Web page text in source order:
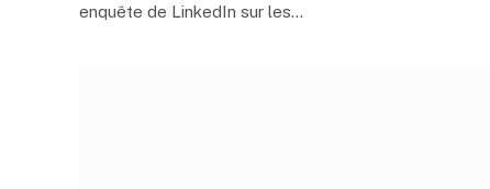
enquête de LinkedIn sur les…